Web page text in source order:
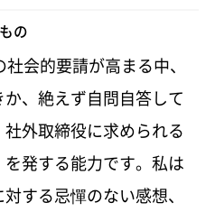
の
会的要請が高まる中、
、絶えず自問自答して
外取締役に求められる
発する能力です。私は
する忌憚のない感想、